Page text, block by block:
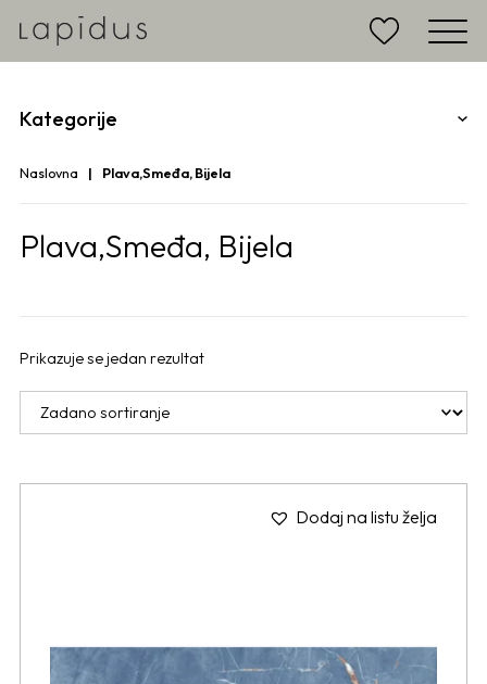
Kategorije
Naslovna Plava,Smeđa, Bijela
Plava,Smeđa, Bijela
Prikazuje se jedan rezultat
Dodaj na listu želja